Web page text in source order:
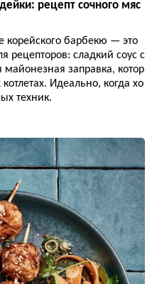
рецепт сочного мяс
корейского барбекю — это
рецепторов: сладкий соус с
заправка, котор
Идеально, когда хо
техник.